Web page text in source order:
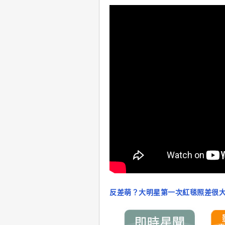
反差萌？大明星第一次紅毯照差很